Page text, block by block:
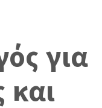
για
και